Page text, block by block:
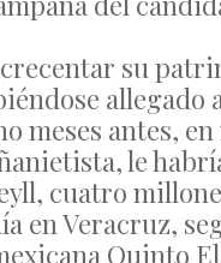
su
allegado
meses antes,
le
cuatro
en Veracruz,
Quinto